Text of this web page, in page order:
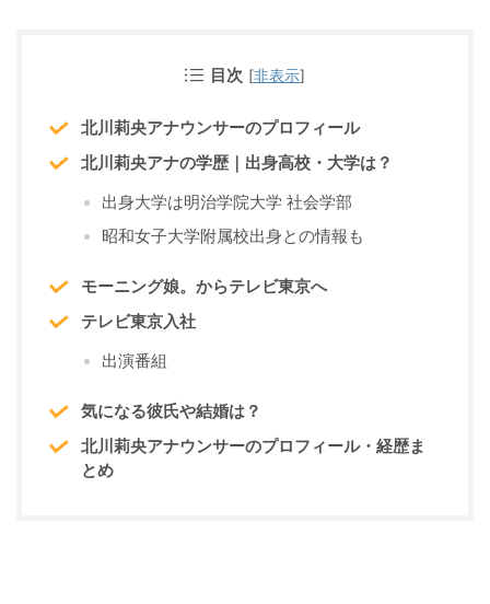
目次 [非表示]
北川莉央アナウンサーのプロフィール
北川莉央アナの学歴｜出身高校・大学は？
出身大学は明治学院大学 社会学部
昭和女子大学附属校出身との情報も
モーニング娘。からテレビ東京へ
テレビ東京入社
出演番組
気になる彼氏や結婚は？
北川莉央アナウンサーのプロフィール・経歴ま
とめ